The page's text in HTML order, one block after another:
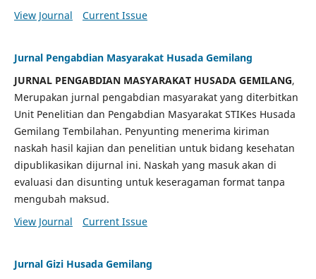
View Journal
Current Issue
Jurnal Pengabdian Masyarakat Husada Gemilang
JURNAL PENGABDIAN MASYARAKAT HUSADA GEMILANG,
Merupakan jurnal pengabdian masyarakat yang diterbitkan
Unit Penelitian dan Pengabdian Masyarakat STIKes Husada
Gemilang Tembilahan. Penyunting menerima kiriman
naskah hasil kajian dan penelitian untuk bidang kesehatan
dipublikasikan dijurnal ini. Naskah yang masuk akan di
evaluasi dan disunting untuk keseragaman format tanpa
mengubah maksud.
View Journal
Current Issue
Jurnal Gizi Husada Gemilang